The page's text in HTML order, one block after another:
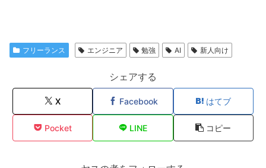
フリーランス エンジニア 勉強 AI 新人向け
シェアする
X Facebook はてブ
Pocket LINE コピー